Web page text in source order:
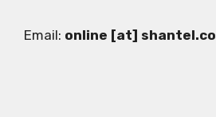
Email: online [at] shantel.co